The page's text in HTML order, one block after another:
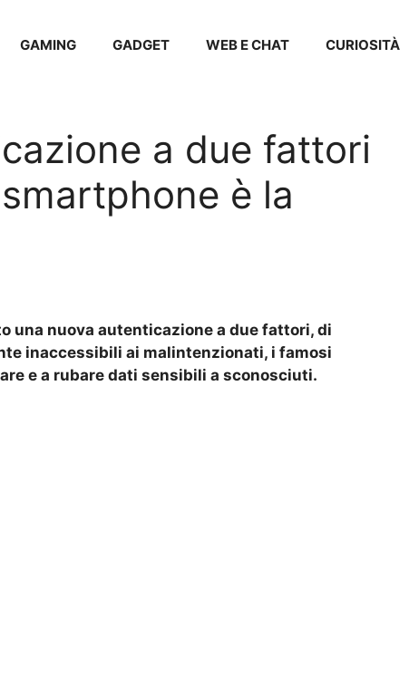
GAMING GADGET WEB E CHAT CURIOSITÀ
a due fattori
è la
una nuova autenticazione a due fattori, di
inaccessibili ai malintenzionati, i famosi
e a rubare dati sensibili a sconosciuti.